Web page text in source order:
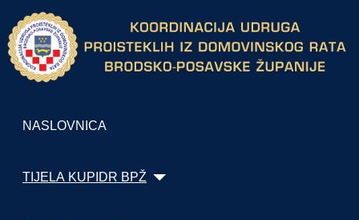
NASLOVNICA
TIJELA KUPIDR BPŽ